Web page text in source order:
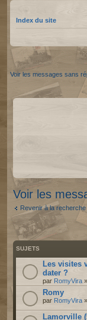
Index du site
Voir les messages sans
Voir les
Revenir à la
SUJETS
Les visites
dater ?
par RomyVira
Romy
par RomyVira
Lamorville